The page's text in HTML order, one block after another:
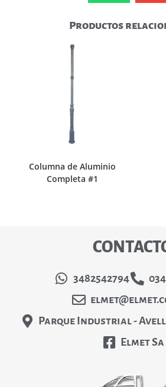
Productos
Columna de Aluminio
Completa #1
3482542794
Parque Industrial -
Elmet Sa